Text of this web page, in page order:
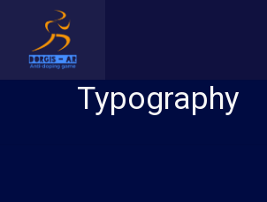
Typography